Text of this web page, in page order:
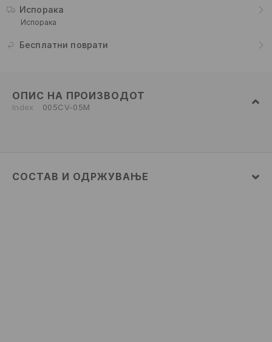
Испорака
Испорака
Бесплатни поврати
ОПИС НА ПРОИЗВОДОТ
Index 005CV-05M
СОСТАВ И ОДРЖУВАЊЕ